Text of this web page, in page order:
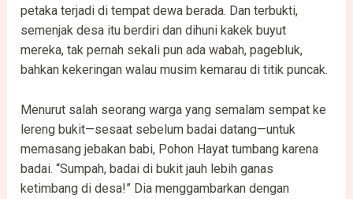
petaka terjadi di tempat dewa berada. Dan terbukti,
semenjak desa itu berdiri dan dihuni kakek buyut
mereka, tak pernah sekali pun ada wabah, pagebluk,
bahkan kekeringan walau musim kemarau di titik puncak.
Menurut salah seorang warga yang semalam sempat ke
lereng bukit—sesaat sebelum badai datang—untuk
memasang jebakan babi, Pohon Hayat tumbang karena
badai. “Sumpah, badai di bukit jauh lebih ganas
ketimbang di desa!” Dia menggambarkan dengan